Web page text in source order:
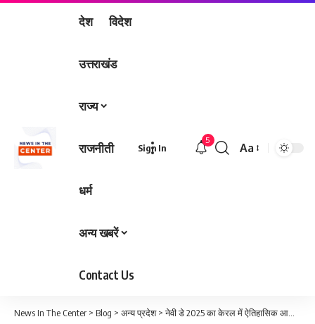
देश विदेश
उत्तराखंड
राज्य
राजनीती
धर्म
अन्य खबरें
Contact Us
Sign In
5
Font
Aa
News In The Center > Blog > अन्य प्रदेश>नेवी डे 2025 का केरल में ऐतिहासिक आयोजन: राष्ट्रपति मुर्मू की मौजूदगी, INS विक्रांत ने सबका ध्यान खींचा